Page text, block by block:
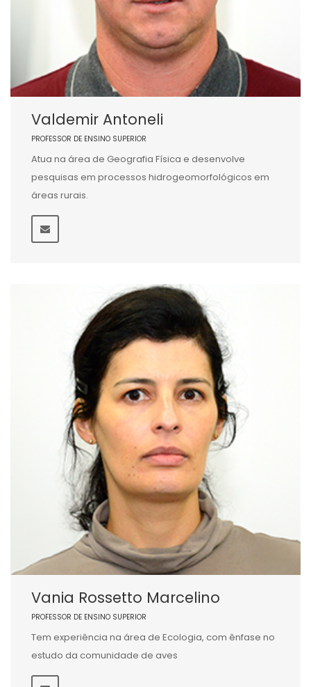
Valdemir Antoneli
PROFESSOR DE ENSINO SUPERIOR
Atua na área de Geografia Física e desenvolve
pesquisas em processos hidrogeomorfológicos em
áreas rurais.
Vania Rossetto Marcelino
PROFESSOR DE ENSINO SUPERIOR
Tem experiência na área de Ecologia, com ênfase no
estudo da comunidade de aves